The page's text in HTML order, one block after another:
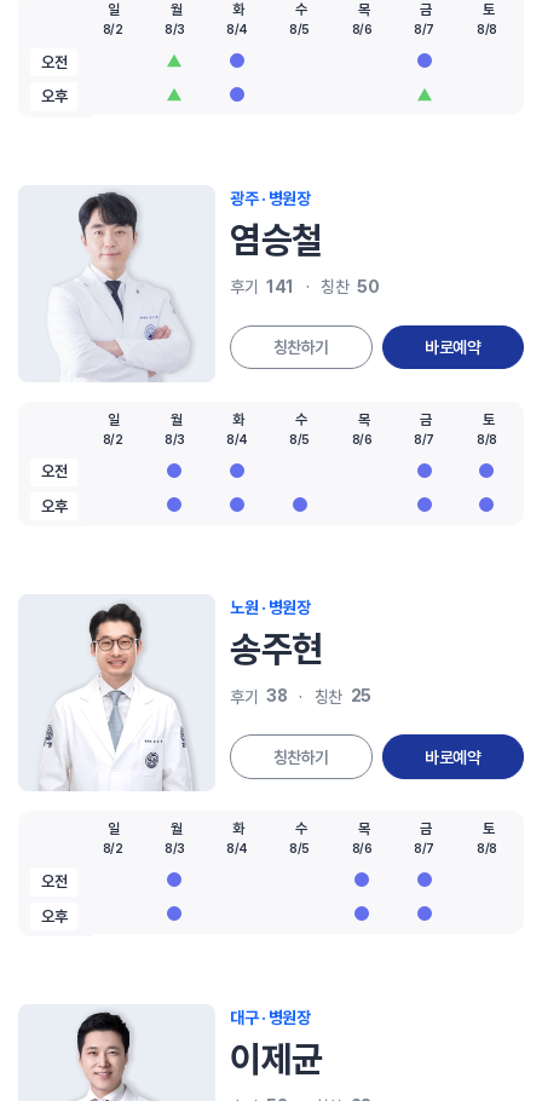
오전
오후
일
8/2
월
8/3
화
8/4
수
8/5
목
8/6
금
8/7
토
8/8
광주 · 병원장
염승철
후기 141 칭찬 50
칭찬하기 바로예약
오전
오후
일
8/2
월
8/3
화
8/4
수
8/5
목
8/6
금
8/7
토
8/8
노원 · 병원장
송주현
후기 38 칭찬 25
칭찬하기 바로예약
오전
오후
일
8/2
월
8/3
화
8/4
수
8/5
목
8/6
금
8/7
토
8/8
대구 · 병원장
이제균